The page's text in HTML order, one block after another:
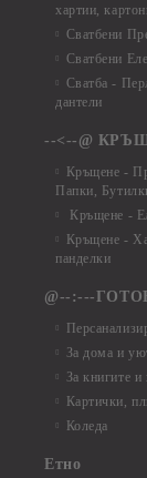
хартии,
Сватбени
Сватбени
Сватба -
дантели
--<--@
Кръщене -
Папки,
Кръщене -
Кръщене -
панделки
@--:---
За дома и
За книгите и
Картички,
Коледа
Етно